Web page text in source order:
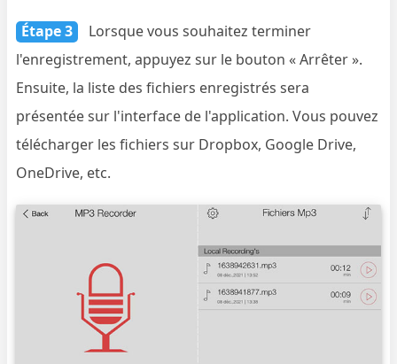
Étape 3
Lorsque vous souhaitez terminer
l'enregistrement, appuyez sur le bouton « Arrêter ».
Ensuite, la liste des fichiers enregistrés sera
présentée sur l'interface de l'application. Vous pouvez
télécharger les fichiers sur Dropbox, Google Drive,
OneDrive, etc.